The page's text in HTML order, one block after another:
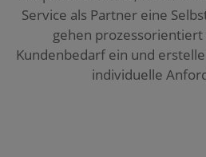
Service als Partner eine
gehen prozessorientiert
Kundenbedarf ein und
individuelle